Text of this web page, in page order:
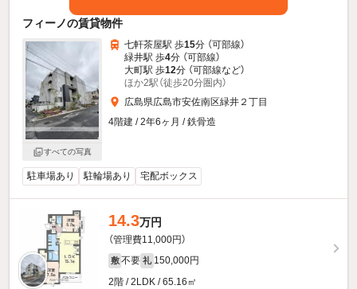
フィーノの賃貸物件
すべての写真
七軒茶屋駅 歩15分 （可部線）
緑井駅 歩4分 （可部線）
大町駅 歩12分 （可部線など）
ほか2駅（徒歩20分圏内）
広島県広島市安佐南区緑井２丁目
4階建 / 2年6ヶ月 / 鉄骨造
駐車場あり 駐輪場あり 宅配ボックス
14.3万円
（管理費11,000円）
敷 不要 礼 150,000円
2階 / 2LDK / 65.16㎡